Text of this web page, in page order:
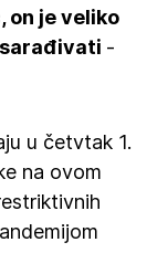
on je veliko
sarađivati -
u četvtak 1.
na ovom